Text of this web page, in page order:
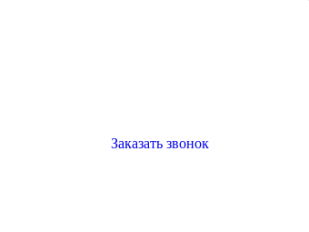
Заказать звонок